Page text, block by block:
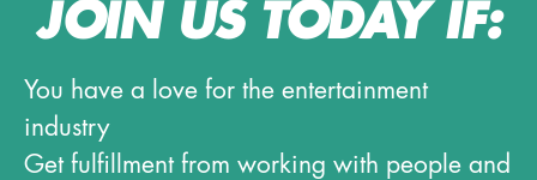
JOIN US TODAY IF:
You have a love for the entertainment
industry
Get fulfillment from working with people and